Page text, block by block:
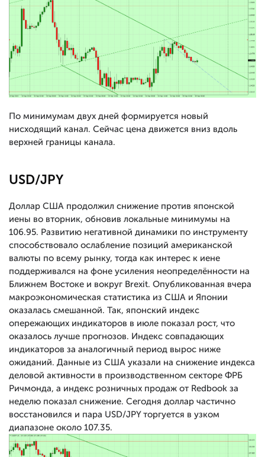
По минимумам двух дней формируется новый
нисходящий канал. Сейчас цена движется вниз вдоль
верхней границы канала.
USD/JPY
Доллар США продолжил снижение против японской
иены во вторник, обновив локальные минимумы на
106.95. Развитию негативной динамики по инструменту
способствовало ослабление позиций американской
валюты по всему рынку, тогда как интерес к иене
поддерживался на фоне усиления неопределённости на
Ближнем Востоке и вокруг Brexit. Опубликованная вчера
макроэкономическая статистика из США и Японии
оказалась смешанной. Так, японский индекс
опережающих индикаторов в июле показал рост, что
оказалось лучше прогнозов. Индекс совпадающих
индикаторов за аналогичный период вырос ниже
ожиданий. Данные из США указали на снижение индекса
деловой активности в производственном секторе ФРБ
Ричмонда, а индекс розничных продаж от Redbook за
неделю показал снижение. Сегодня доллар частично
восстановился и пара USD/JPY торгуется в узком
диапазоне около 107.35.